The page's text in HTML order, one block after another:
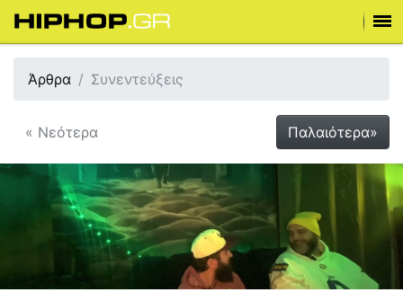
Άρθρα Συνεντεύξεις
« Νεότερα Παλαιότερα»